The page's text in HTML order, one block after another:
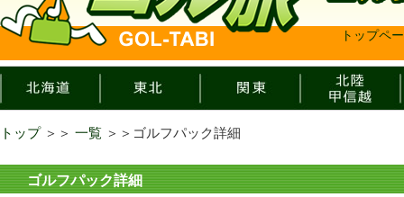
トップペ
トップ ＞＞ 一覧 ＞＞ ゴルフパック詳細
ゴルフパック詳細